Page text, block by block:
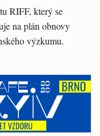
RIFF, který se
na plán obnovy
výzkumu.